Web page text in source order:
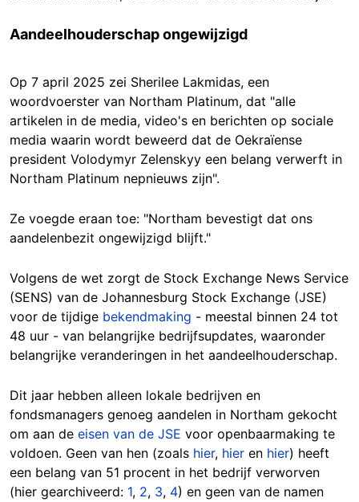
Aandeelhouderschap ongewijzigd
Op 7 april 2025 zei Sherilee Lakmidas, een
woordvoerster van Northam Platinum, dat "alle
artikelen in de media, video's en berichten op sociale
media waarin wordt beweerd dat de Oekraïense
president Volodymyr Zelenskyy een belang verwerft in
Northam Platinum nepnieuws zijn".
Ze voegde eraan toe: "Northam bevestigt dat ons
aandelenbezit ongewijzigd blijft."
Volgens de wet zorgt de Stock Exchange News Service
(SENS) van de Johannesburg Stock Exchange (JSE)
voor de tijdige bekendmaking - meestal binnen 24 tot
48 uur - van belangrijke bedrijfsupdates, waaronder
belangrijke veranderingen in het aandeelhouderschap.
Dit jaar hebben alleen lokale bedrijven en
fondsmanagers genoeg aandelen in Northam gekocht
om aan de eisen van de JSE voor openbaarmaking te
voldoen. Geen van hen (zoals hier, hier en hier) heeft
een belang van 51 procent in het bedrijf verworven
(hier gearchiveerd: 1, 2, 3, 4) en geen van de namen